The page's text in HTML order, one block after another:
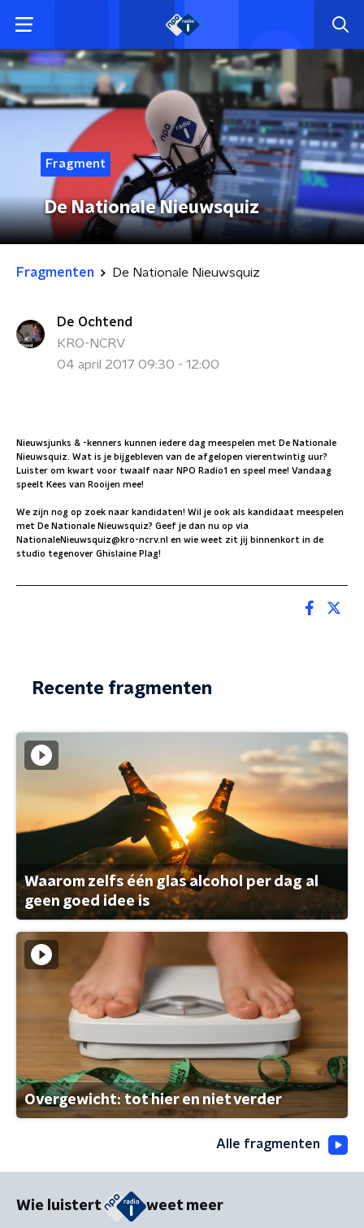
Fragment
De Nationale Nieuwsquiz
Fragmenten De Nationale Nieuwsquiz
De Ochtend
KRO-NCRV
04 april 2017 09:30 - 12:00
Nieuwsjunks & -kenners kunnen iedere dag meespelen met De Nationale
Nieuwsquiz. Wat is je bijgebleven van de afgelopen vierentwintig uur?
Luister om kwart voor twaalf naar NPO Radio1 en speel mee! Vandaag
speelt Kees van Rooijen mee!
We zijn nog op zoek naar kandidaten! Wil je ook als kandidaat meespelen
met De Nationale Nieuwsquiz? Geef je dan nu op via
NationaleNieuwsquiz@kro-ncrv.nl en wie weet zit jij binnenkort in de
studio tegenover Ghislaine Plag!
Recente fragmenten
Waarom zelfs één glas alcohol per dag al
geen goed idee is
Overgewicht: tot hier en niet verder
Alle fragmenten
Wie luistert weet meer